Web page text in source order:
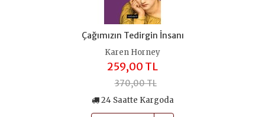
Çağımızın Tedirgin İnsanı
Karen Horney
259,00 TL
370,00 TL
24 Saatte Kargoda